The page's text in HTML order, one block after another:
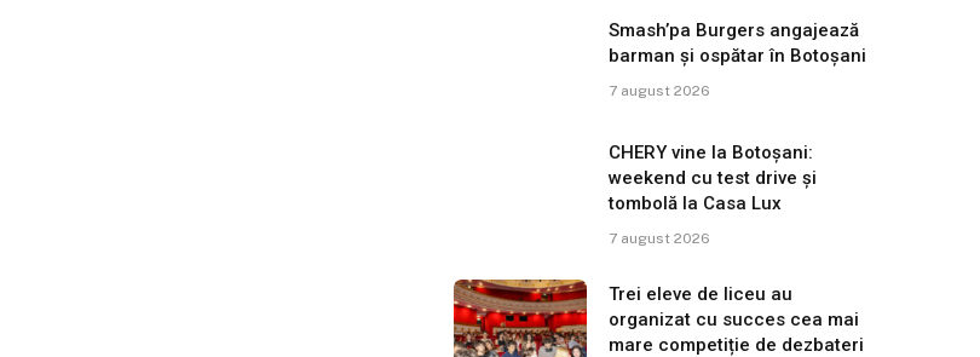
Smash’pa Burgers angajează
barman și ospătar în Botoșani
7 august 2026
CHERY vine la Botoșani:
weekend cu test drive și
tombolă la Casa Lux
7 august 2026
Trei eleve de liceu au
organizat cu succes cea mai
mare competiție de dezbateri